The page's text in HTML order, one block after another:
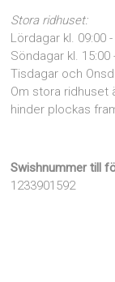
Stora ridhuset:
Lördagar kl. 09:00
Söndagar kl. 15:00
Tisdagar och
Om stora ridhuset
hinder plockas
Swishnummer till
1233901592